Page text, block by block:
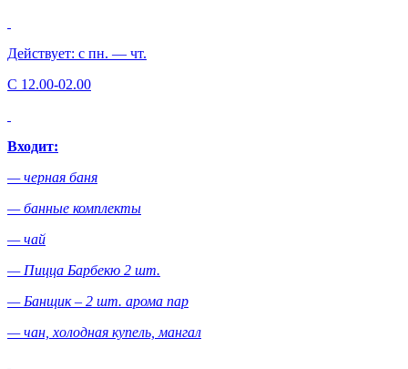
Действует: с пн. — чт.
С 12.00-02.00
Входит:
— черная баня
— банные комплекты
— чай
— Пицца Барбекю 2 шт.
— Банщик – 2 шт. арома пар
— чан, холодная купель, мангал